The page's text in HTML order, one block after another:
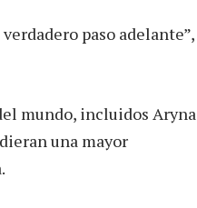
paso adelante”,
mundo, incluidos Aryna
una mayor